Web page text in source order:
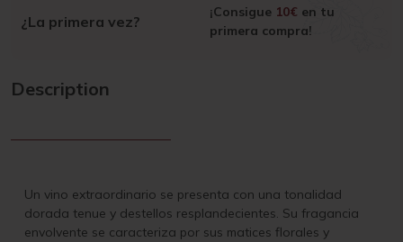
¿La primera vez?
¡Consigue 10€ en tu
primera compra!
Description
Un vino extraordinario se presenta con una tonalidad
dorada tenue y destellos resplandecientes. Su fragancia
envolvente se caracteriza por sus matices florales y